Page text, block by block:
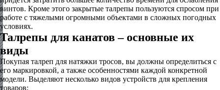
винтов. Кроме этого закрытые талрепы пользуются спросом при
работе с тяжелыми огромными объектами в сложных погодных
условиях.
Талрепы для канатов – основные их
виды
Покупая талреп для натяжки тросов, вы должны определиться с
его маркировкой, а также особенностями каждой конкретной
модели. Выделяют несколько видов устройств для крепления
товаров: